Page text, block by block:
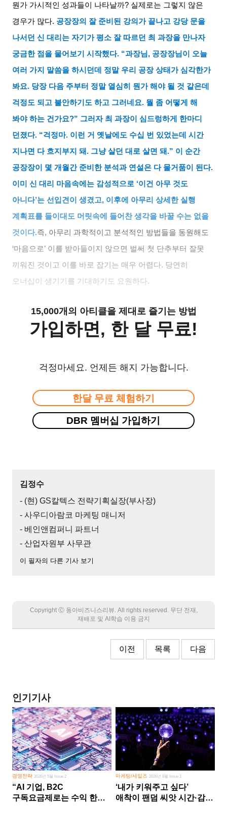
뭔가 가시적인 성과들이 나타날까? 실제로는 그렇지 않은
경우가 많다. 공장장의 잘 준비된 강의가 끝나고 강당 문을
나서던 신 대리는 자기가 평소 잘 따르던 최 과장을 만나자
궁금한 점을 물어보기 시작했다. “과장님, 공장장님이 오늘
여러 가지 말씀을 하시던데 정말 우리 공장 상태가 심각한가
봐요. 당장 다음 주부터 정말 열심히 뭔가 해야 될 것 같은데
걱정도 되고 불안하기도 하고 그러네요. 뭘 좀 어떻게 해
봐야 하는 건가요?” 그러자 최 과장이 심드렁하게 한마디
던졌다. “걱정마. 이런 거 옛날에도 수십 번 있었는데 시간
지나면 다 흐지부지 돼 . 그냥 살던 대로 살면 돼 .” 이 순간
공장장이 몇 개월간 준비한 분석과 연설은 다 물거품이 된다.
이미 신 대리 마음속에는 감성적으로 ‘이건 아무 것도
아니다’는 선입견이 생겼고, 이후에 아무리 상세한 실행
계획표를 들이대도 머릿속에 들어찬 생각을 바꿀 수는 없을
것이다.즉, 아무리 과학적이고 분석적인 방법들을 동원해도
‘마음으로’ 이를 받아들이지 않으면 벌써 첫 단추부터 잘못
끼워진 것이고 이를 바로 잡기는 매우 어렵다. 당연히
오너십이 생기기를 기대하기도 요원하다.
15,000개의 아티클을 제대로 즐기는 방법
가입하면, 한 달 무료!
걱정마세요. 언제든 해지 가능합니다.
한달 무료 체험하기
DBR 멤버십 가입하기
김정수
- (현) GS칼텍스 전략기획실장(부사장)
- 사우디아람코 마케팅 매니저
- 베인앤컴퍼니 파트너
- 산업자원부 사무관
이 필자의 다른 기사 보기
Copyright Ⓒ 동아비즈니스리뷰. All rights reserved. 무단 전재,
재배포 및 AI학습 이용 금지
이전 목록 다음
인기기사
경영전략 2026년 5월 Issue 2
“AI 기업, B2C
구독요금제로는 수익 한계
마케팅/세일즈 2026년 8월 Issue 1
‘내가 키워주고 싶다’
애착이 팬덤 씨앗 시간·감정